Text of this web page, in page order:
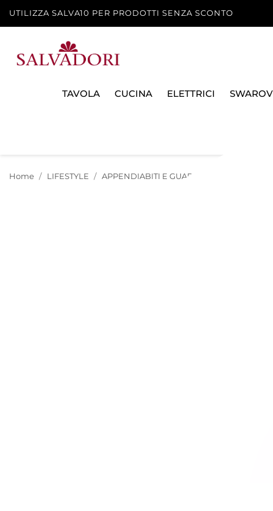
UTILIZZA SALVA10 PER PRODOTTI SENZA SCONTO
TAVOLA CUCINA ELETTRICI
Home LIFESTYLE APPENDIABITI E GUARDAROBA